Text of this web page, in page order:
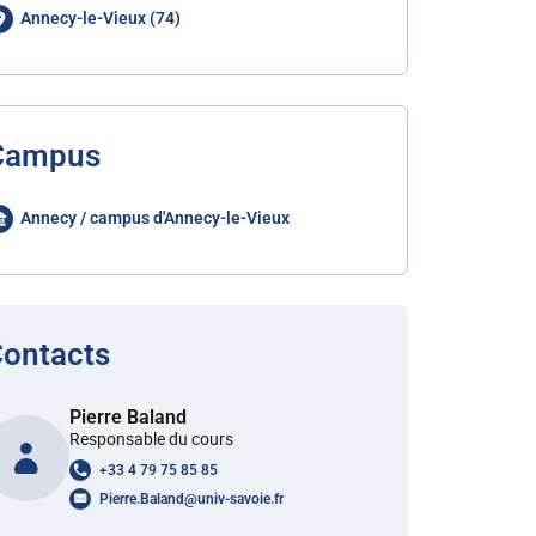
Annecy-le-Vieux (74)
Annecy / campus d'Annecy-le-Vieux
Pierre Baland
Responsable du cours
+33 4 79 75 85 85
Pierre.Baland@univ-savoie.fr